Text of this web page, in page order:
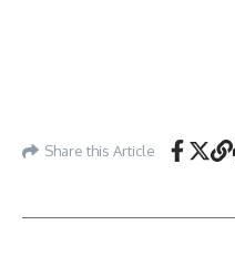
Share this Article